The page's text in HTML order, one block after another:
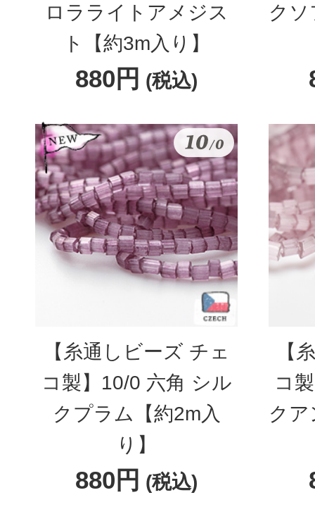
ロラライトアメジス
ト【約3m入り】
880円 (税込)
ク
【糸通しビーズ チェ
コ製】10/0 六角 シル
クプラム【約2m入
り】
880円 (税込)
【
コ
ク